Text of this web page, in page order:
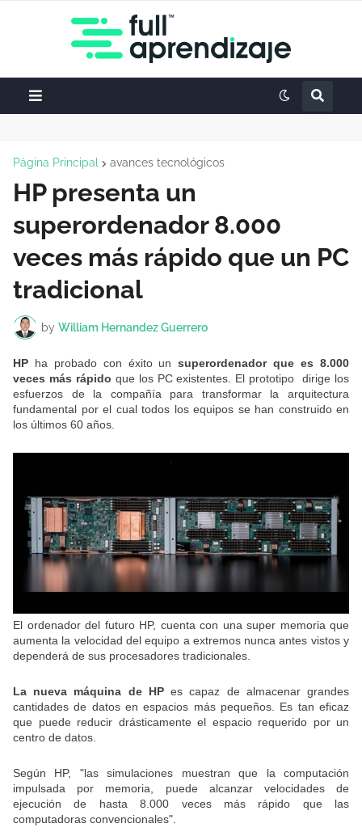
Página Principal avances tecnológicos
HP presenta un
superordenador 8.000
veces más rápido que un PC
tradicional
by William Hernandez Guerrero
HP ha probado con éxito un superordenador que es 8.000
veces más rápido que los PC existentes. El prototipo dirige los
esfuerzos de la compañía para transformar la arquitectura
fundamental por el cual todos los equipos se han construido en
los últimos 60 años.
El ordenador del futuro HP, cuenta con una super memoria que
aumenta la velocidad del equipo a extremos nunca antes vistos y
dependerá de sus procesadores tradicionales.
La nueva máquina de HPes capaz de almacenar grandes
cantidades de datos en espacios más pequeños. Es tan eficaz
que puede reducir drásticamente el espacio requerido por un
centro de datos.
Según HP, "las simulaciones muestran que la computación
impulsada por memoria, puede alcanzar velocidades de
ejecución de hasta 8.000 veces más rápido que las
computadoras convencionales".